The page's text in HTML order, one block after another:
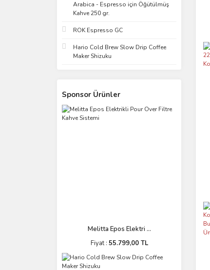
Arabica - Espresso için Öğütülmüş
Kahve 250 gr.
ROK Espresso GC
Hario Cold Brew Slow Drip Coffee
Maker Shizuku
Sponsor Ürünler
Melitta Epos Elektri ...
Fiyat : 55.799,00 TL